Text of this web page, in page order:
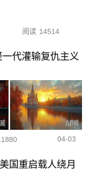
阅读 14514
代灌输复仇主义
04-03
国重启载人绕月